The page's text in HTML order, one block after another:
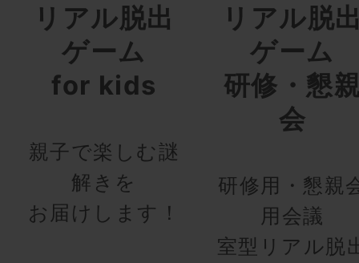
リアル脱出
ゲーム
for kids
親子で楽しむ謎
解きを
お届けします！
リアル脱
ゲーム
研修・懇
会
研修用・懇親
用会議
室型リアル脱